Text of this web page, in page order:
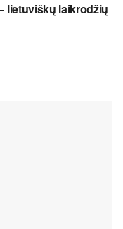
lietuviškų laikrodžių